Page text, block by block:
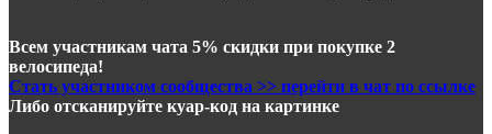
Всем участникам чата 5% скидки при покупке 2
велосипеда!
Стать участником сообщества >> перейти в чат по ссылке
Либо отсканируйте куар-код на картинке